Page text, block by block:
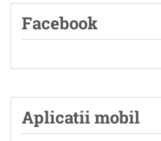
Facebook
Aplicatii mobil